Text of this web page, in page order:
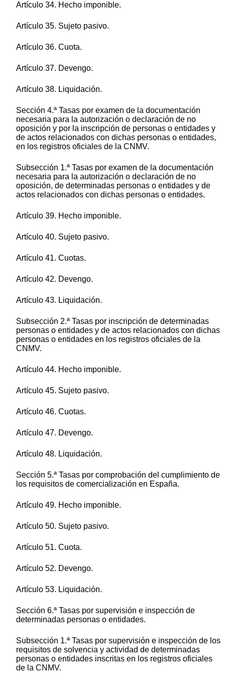
Artículo 34. Hecho imponible.
Artículo 35. Sujeto pasivo.
Artículo 36. Cuota.
Artículo 37. Devengo.
Artículo 38. Liquidación.
Sección 4.ª Tasas por examen de la documentación
necesaria para la autorización o declaración de no
oposición y por la inscripción de personas o entidades y
de actos relacionados con dichas personas o entidades,
en los registros oficiales de la CNMV.
Subsección 1.ª Tasas por examen de la documentación
necesaria para la autorización o declaración de no
oposición, de determinadas personas o entidades y de
actos relacionados con dichas personas o entidades.
Artículo 39. Hecho imponible.
Artículo 40. Sujeto pasivo.
Artículo 41. Cuotas.
Artículo 42. Devengo.
Artículo 43. Liquidación.
Subsección 2.ª Tasas por inscripción de determinadas
personas o entidades y de actos relacionados con dichas
personas o entidades en los registros oficiales de la
CNMV.
Artículo 44. Hecho imponible.
Artículo 45. Sujeto pasivo.
Artículo 46. Cuotas.
Artículo 47. Devengo.
Artículo 48. Liquidación.
Sección 5.ª Tasas por comprobación del cumplimiento de
los requisitos de comercialización en España.
Artículo 49. Hecho imponible.
Artículo 50. Sujeto pasivo.
Artículo 51. Cuota.
Artículo 52. Devengo.
Artículo 53. Liquidación.
Sección 6.ª Tasas por supervisión e inspección de
determinadas personas o entidades.
Subsección 1.ª Tasas por supervisión e inspección de los
requisitos de solvencia y actividad de determinadas
personas o entidades inscritas en los registros oficiales
de la CNMV.